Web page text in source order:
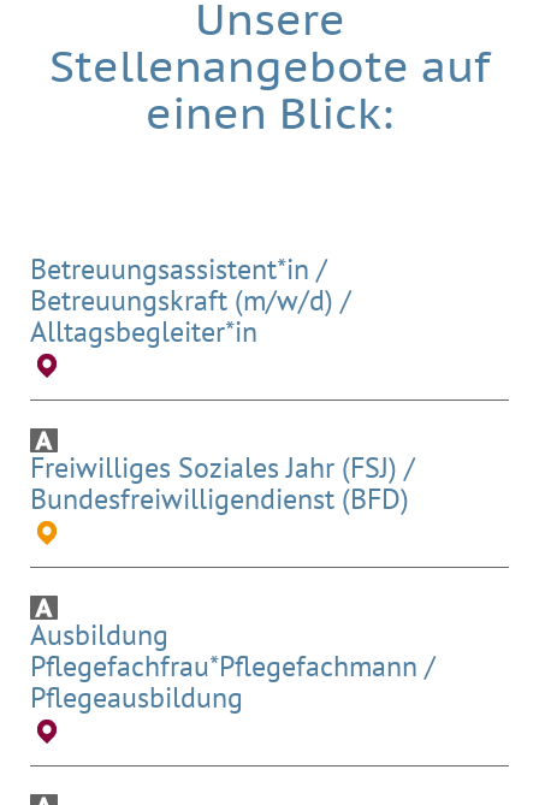
Unsere
Stellenangebote auf
einen Blick:
Betreuungsassistent*in /
Betreuungskraft (m/w/d) /
Alltagsbegleiter*in
Freiwilliges Soziales Jahr (FSJ) /
Bundesfreiwilligendienst (BFD)
Ausbildung
Pflegefachfrau*Pflegefachmann /
Pflegeausbildung